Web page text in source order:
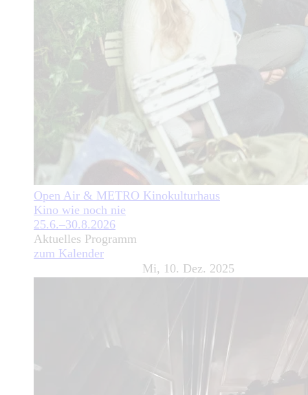
Open Air & METRO Kinokulturhaus
Kino wie noch nie
25.6.–30.8.2026
Aktuelles Programm
zum Kalender
Mi, 10. Dez. 2025